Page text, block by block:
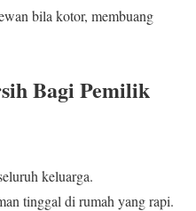
bila kotor, membuang
Bagi Pemilik
keluarga.
tinggal di rumah yang rapi.